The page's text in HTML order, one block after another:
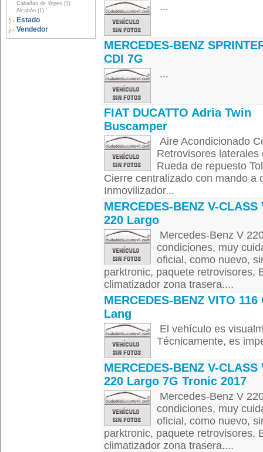
Cabañas de Yepes (1)
Alcabón (1)
Estado
Vendedor
...
MERCEDES-BENZ
CDI 7G
...
FIAT DUCATTO Adria Twin
Buscamper
Aire Acondicionado
Retrovisores
Rueda de repuesto
Cierre centralizado con mando a
Inmovilizador...
MERCEDES-BENZ V-CLASS
220 Largo
Mercedes-Benz V
condiciones, muy
oficial, como nuevo,
parktronic, paquete retrovisores,
climatizador zona trasera....
MERCEDES-BENZ VITO 116
Lang
El vehículo es
Técnicamente, es
MERCEDES-BENZ V-CLASS
220 Largo 7G Tronic 2017
Mercedes-Benz V
condiciones, muy
oficial, como nuevo,
parktronic, paquete retrovisores,
climatizador zona trasera....